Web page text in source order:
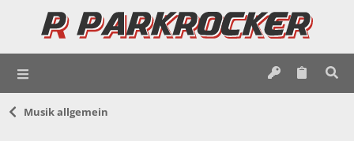
Musik allgemein